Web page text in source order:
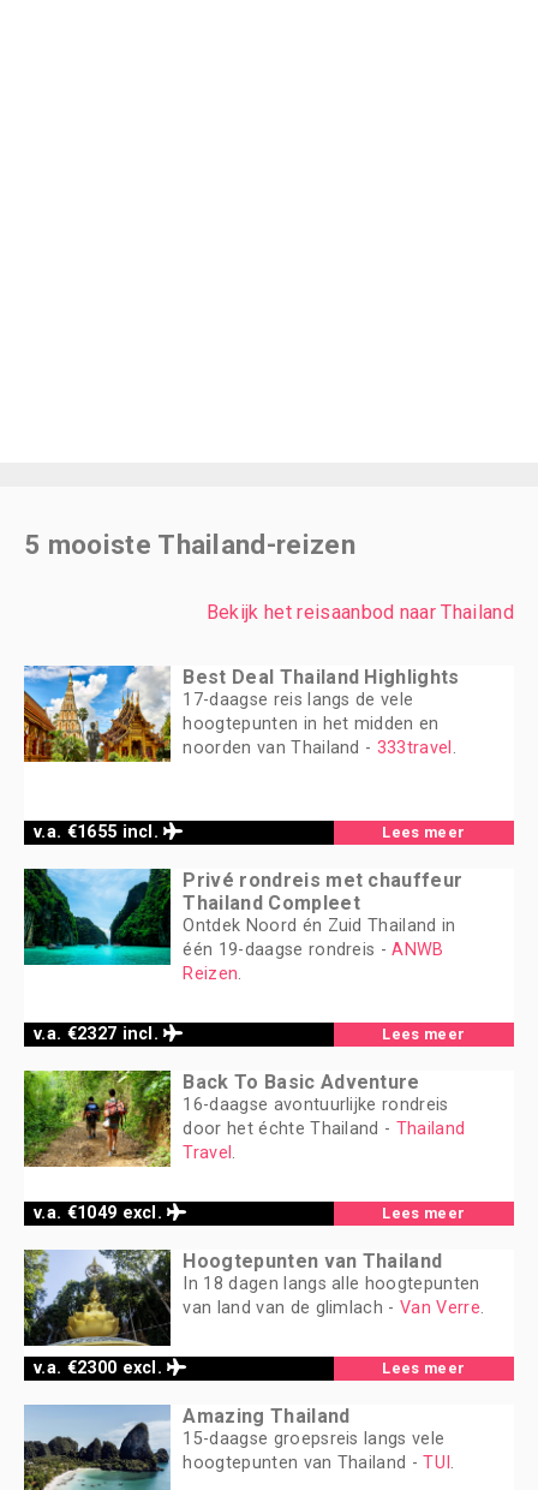
5 mooiste Thailand-reizen
Bekijk het reisaanbod naar Thailand
v.a. €1655 incl.
Best Deal Thailand Highlights
17-daagse reis langs de vele
hoogtepunten in het midden en
noorden van Thailand - 333travel.
Lees meer
v.a. €2327 incl.
Privé rondreis met chauffeur
Thailand Compleet
Ontdek Noord én Zuid Thailand in
één 19-daagse rondreis -ANWB
Reizen.
Lees meer
v.a. €1049 excl.
Back To Basic Adventure
16-daagse avontuurlijke rondreis
door het échte Thailand - Thailand
Travel.
Lees meer
v.a. €2300 excl.
Hoogtepunten van Thailand
In 18 dagen langs alle hoogtepunten
van land van de glimlach -Van Verre.
Lees meer
Amazing Thailand
15-daagse groepsreis langs vele
hoogtepunten van Thailand -TUI.